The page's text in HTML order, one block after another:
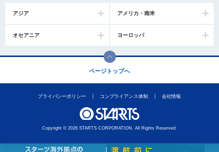
アジア アメリカ・南米
オセアニア ヨーロッパ
ページトップへ
プライバシーポリシー コンプライアンス体制 会社情報
Copyright © 2026 STARTS CORPORATION. All Rights Reserved.